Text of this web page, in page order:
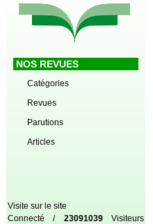
NOS REVUES
Catégories
Revues
Parutions
Articles
Visite sur le site
Connecté / 23091039Visiteurs